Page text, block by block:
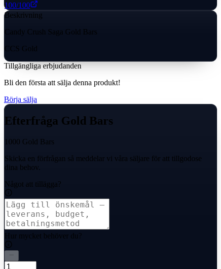
100/100
Beskrivning
Candy Crush Saga Gold Bars
CCS Gold
Tillgängliga erbjudanden
Bli den första att sälja denna produkt!
Börja sälja
Efterfråga Gold Bars
1000 Gold Bars
Skicka en förfrågan så meddelar vi våra säljare för att tillgodose
dina behov.
Något att tillägga?
Hur mycket behöver du?